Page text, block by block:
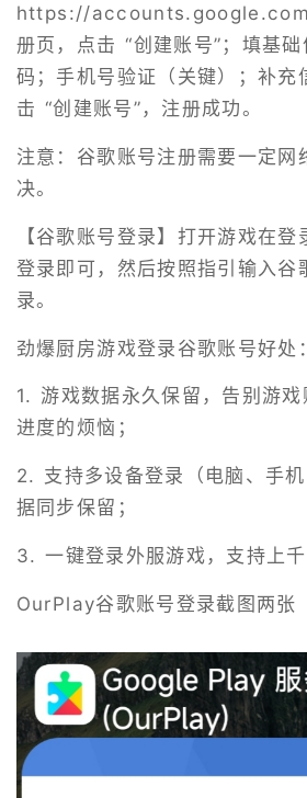
https://
册页，点击 “创建账号”；填基
码；手机号验证（关键）；补充
击 “创建账号”，注册成功。
注意：谷歌账号注册需要一定网
决。
【谷歌账号登录】打开游戏在登
登录即可，然后按照指引输入谷
录。
劲爆厨房游戏登录谷歌账号好处：
1. 游戏数据永久保留，告别游
进度的烦恼；
2. 支持多设备登录（电脑、手
据同步保留；
3. 一键登录外服游戏，支持上千
OurPlay谷歌账号登录截图两张